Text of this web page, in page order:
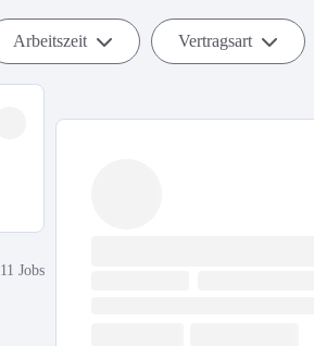
Arbeitszeit Vertragsart
11 Jobs